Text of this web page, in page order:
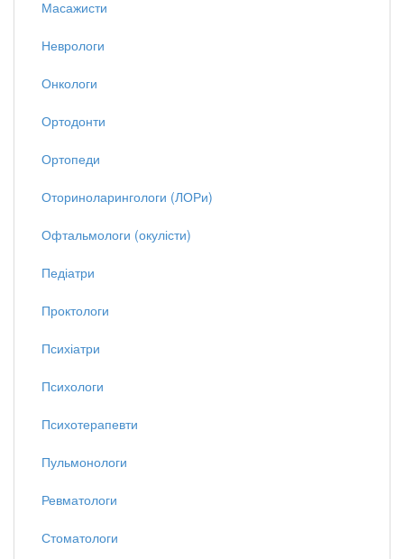
Масажисти
Неврологи
Онкологи
Ортодонти
Ортопеди
Оториноларингологи (ЛОРи)
Офтальмологи (окулісти)
Педіатри
Проктологи
Психіатри
Психологи
Психотерапевти
Пульмонологи
Ревматологи
Стоматологи